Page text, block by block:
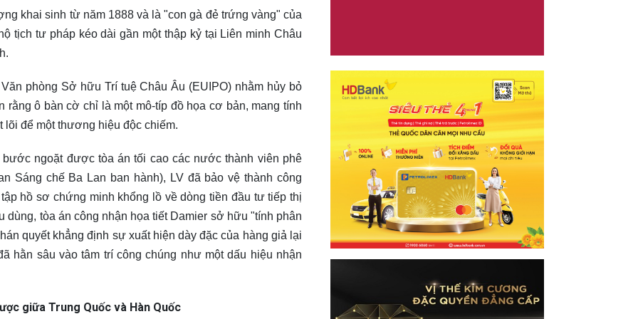
khai sinh từ năm 1888 và là "con gà đẻ trứng vàng" của
tịch tư pháp kéo dài gần một thập kỷ tại Liên minh Châu
phòng Sở hữu Trí tuệ Châu Âu (EUIPO) nhằm hủy bỏ
rằng ô bàn cờ chỉ là một mô-típ đồ họa cơ bản, mang tính
lõi để một thương hiệu độc chiếm.
ngoặt được tòa án tối cao các nước thành viên phê
Sáng chế Ba Lan ban hành), LV đã bảo vệ thành công
hồ sơ chứng minh khổng lồ về dòng tiền đầu tư tiếp thị
tòa án công nhận họa tiết Damier sở hữu "tính phân
quyết khẳng định sự xuất hiện dày đặc của hàng giả lại
hằn sâu vào tâm trí công chúng như một dấu hiệu nhận
giữa Trung Quốc và Hàn Quốc